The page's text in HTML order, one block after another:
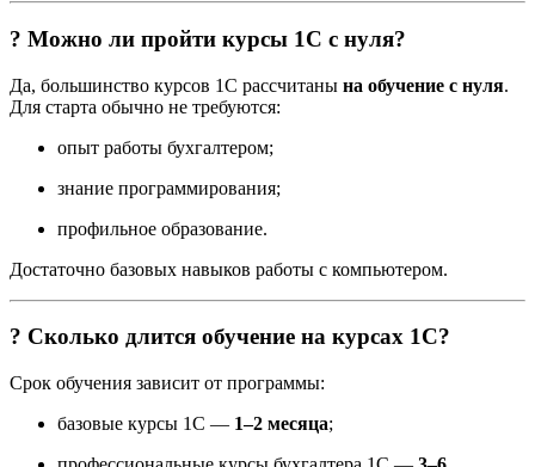
? Можно ли пройти курсы 1С с нуля?
Да, большинство курсов 1С рассчитаны на обучение с нуля.
Для старта обычно не требуются:
опыт работы бухгалтером;
знание программирования;
профильное образование.
Достаточно базовых навыков работы с компьютером.
? Сколько длится обучение на курсах 1С?
Срок обучения зависит от программы:
базовые курсы 1С — 1–2 месяца;